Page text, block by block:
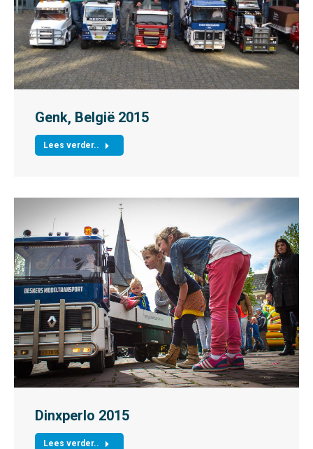
Genk, België 2015
Lees verder..
Dinxperlo 2015
Lees verder..